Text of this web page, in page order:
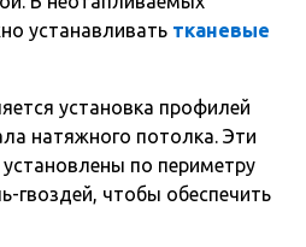
устанавливать тканевые
установка профилей
натяжного потолка. Эти
по периметру
гвоздей, чтобы обеспечить